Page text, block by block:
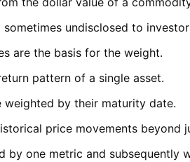
undisclosed to
are the basis for the weight.
pattern of a single asset.
weighted by their maturity date.
price movements beyond
by one metric and subsequently